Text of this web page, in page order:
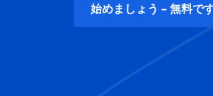
始めましょう - 無料で